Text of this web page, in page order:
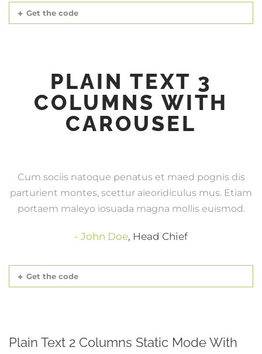
Get the code
PLAIN TEXT 3
COLUMNS WITH
CAROUSEL
Cum sociis natoque penatus et maed pognis dis
parturient montes, scettur aieoridiculus mus. Etiam
portaem maleyo iosuada magna mollis euismod.
John Doe, Head Chief
Get the code
Plain Text 2 Columns Static Mode With